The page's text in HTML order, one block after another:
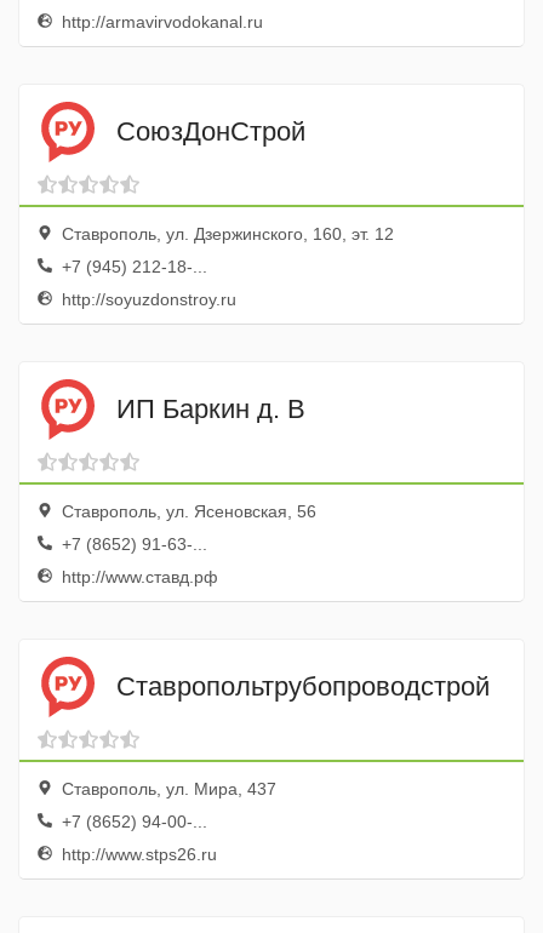
http://armavirvodokanal.ru
СоюзДонСтрой
Ставрополь, ул. Дзержинского, 160, эт. 12
+7 (945) 212-18-...
http://soyuzdonstroy.ru
ИП Баркин д. В
Ставрополь, ул. Ясеновская, 56
+7 (8652) 91-63-...
http://www.ставд.рф
Ставропольтрубопроводстрой
Ставрополь, ул. Мира, 437
+7 (8652) 94-00-...
http://www.stps26.ru